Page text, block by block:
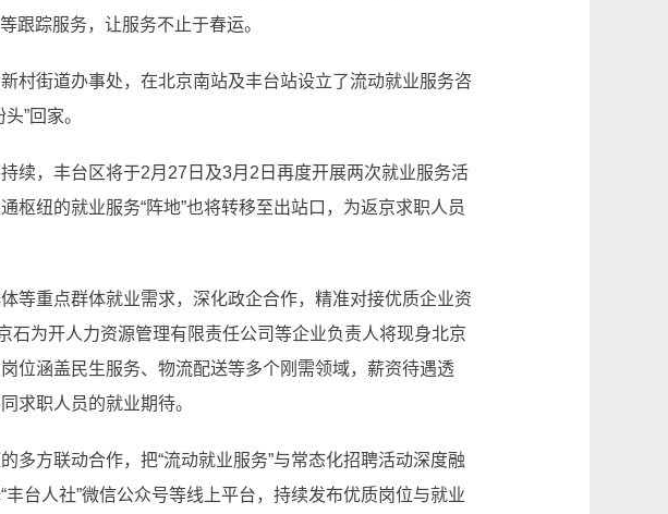
跟踪服务，让服务不止于春运。
街道办事处，在北京南站及丰台站设立了流动就业服务咨
”回家。
，丰台区将于2月27日及3月2日再度开展两次就业服务活
纽的就业服务“阵地”也将转移至出站口，为返京求职人员
重点群体就业需求，深化政企合作，精准对接优质企业资
为开人力资源管理有限责任公司等企业负责人将现身北京
位涵盖民生服务、物流配送等多个刚需领域，薪资待遇透
求职人员的就业期待。
方联动合作，把“流动就业服务”与常态化招聘活动深度融
台人社”微信公众号等线上平台，持续发布优质岗位与就业